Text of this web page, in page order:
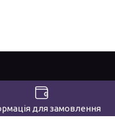
для замовлення